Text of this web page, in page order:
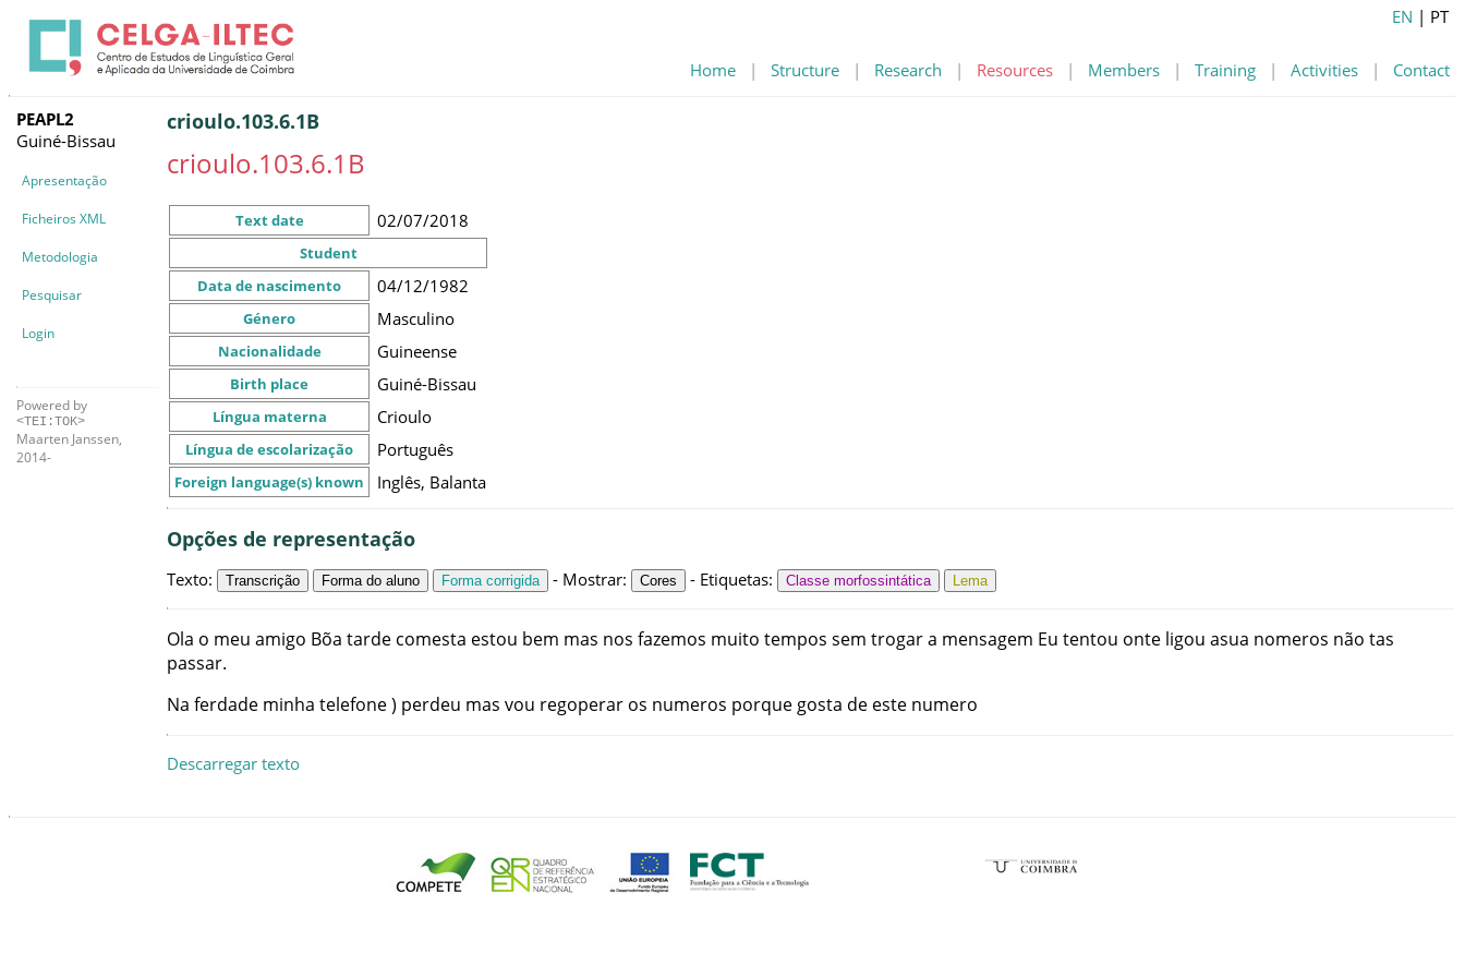
Home | Structure | Research | Resources | Members | Training | Activities | Contact
EN | PT
PEAPL2
Guiné-Bissau
Apresentação
Ficheiros XML
Metodologia
Pesquisar
Login
Powered by
<TEI:TOK>
Maarten Janssen,
2014-
crioulo.103.6.1B
crioulo.103.6.1B
Text date 02/07/2018
Student
Data de nascimento
04/12/1982
Género Masculino
Nacionalidade Guineense
Birth place Guiné-Bissau
Língua materna Crioulo
Língua de escolarização Português
Foreign language(s) known Inglês, Balanta
Opções de representação
Texto: Transcrição Forma do aluno Forma corrigida - Mostrar: Cores - Etiquetas: Classe morfossintática Lema
Ola o meu amigo Bõa tarde comesta estou bem mas nos fazemos muito tempos sem trogara mensagem Eu tentou onte ligou asua nomeros não tas
passar.
Na ferdade minha telefone) perdeu mas vou regoperar os numeros porque gosta de este numero
Descarregar texto